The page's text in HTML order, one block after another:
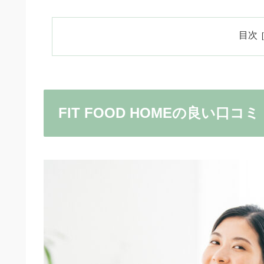
目次
FIT FOOD HOMEの良い口コミ